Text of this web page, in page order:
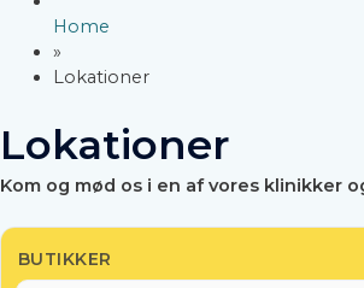
Home
»
Lokationer
Lokationer
Kom og mød os i en af vores klinikker
BUTIKKER